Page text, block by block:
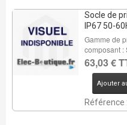
Socle de
IP67 50-
Gamme de
composant :
63,03 €
Ajouter
Référence